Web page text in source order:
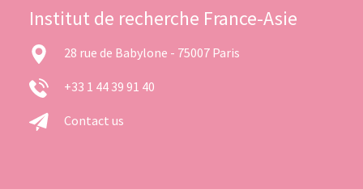
Institut de recherche France-Asie
28 rue de Babylone - 75007 Paris
+33 1 44 39 91 40
Contact us